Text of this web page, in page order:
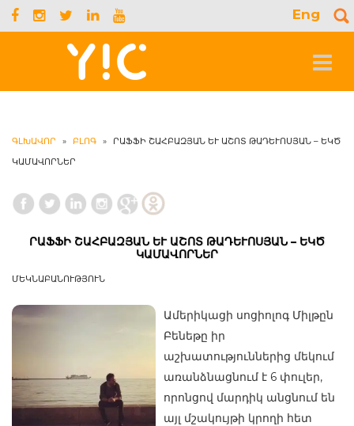
Eng
Toggle
ԳԼԽԱՎՈՐ » ԲԼՈԳ »
ՐԱՖՖԻ ՇԱՀԲԱԶՅԱՆ ԵՒ ԱՇՈՏ ԹԱԴԵՒՈՍՅԱՆ – ԵԿԾ
ԿԱՄԱՎՈՐՆԵՐ
ՐԱՖՖԻ ՇԱՀԲԱԶՅԱՆ ԵՒ ԱՇՈՏ ԹԱԴԵՒՈՍՅԱՆ – ԵԿԾ
ԿԱՄԱՎՈՐՆԵՐ
ՄԵԿՆԱԲԱՆՈՒԹՅՈՒՆ
Ամերիկացի սոցիոլոգ Միլթըն
Բենեթը իր
աշխատություններից մեկում
առանձնացնում է 6 փուլեր,
որոնցով մարդիկ անցնում են
այլ մշակույթի կրողի հետ